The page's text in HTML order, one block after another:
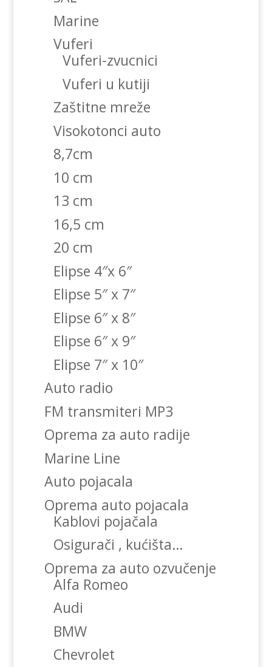
Marine
Vuferi
Vuferi-zvucnici
Vuferi u kutiji
Zaštitne mreže
Visokotonci auto
8,7cm
10 cm
13 cm
16,5 cm
20 cm
Elipse 4″x 6″
Elipse 5″ x 7″
Elipse 6″ x 8″
Elipse 6″ x 9″
Elipse 7″ x 10″
Auto radio
FM transmiteri MP3
Oprema za auto radije
Marine Line
Auto pojacala
Oprema auto pojacala
Kablovi pojačala
Osigurači , kućišta…
Oprema za auto ozvučenje
Alfa Romeo
Audi
BMW
Chevrolet